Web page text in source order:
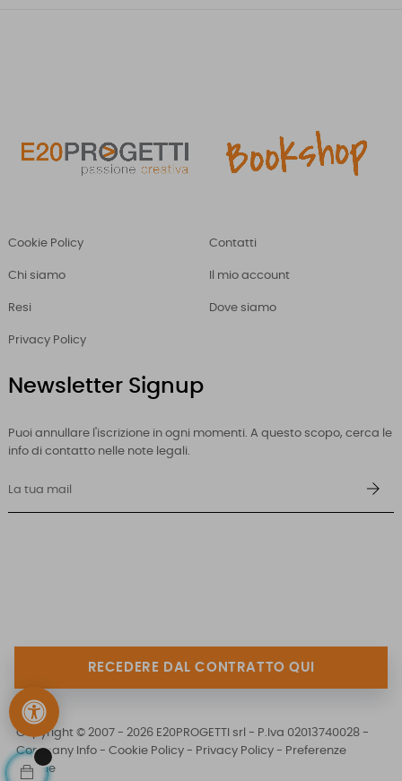
Cookie Policy
Chi siamo
Resi
Privacy Policy
Contatti
Il mio account
Dove siamo
Newsletter Signup
Puoi annullare l'iscrizione in ogni momenti. A questo scopo, cerca le
info di contatto nelle note legali.
RECEDERE DAL CONTRATTO QUI
Copyright © 2007 - 2026 E20PROGETTI srl - P.Iva 02013740028 -
Company Info - Cookie Policy - Privacy Policy - Preferenze
Cookie